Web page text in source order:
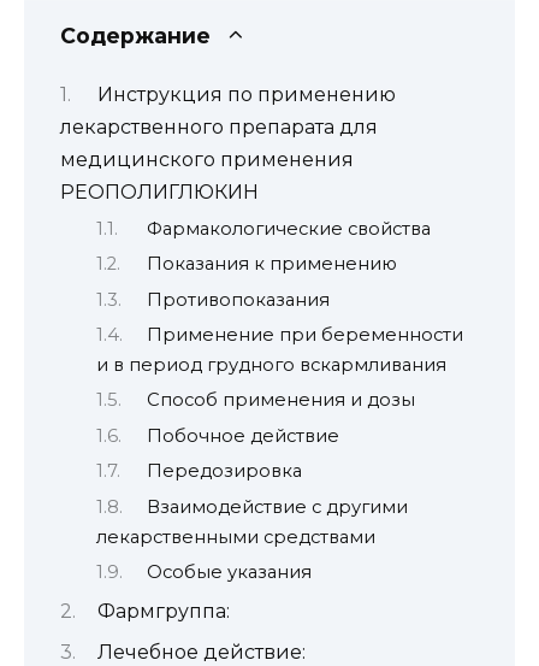
Содержание
Инструкция по применению
лекарственного препарата для
медицинского применения
РЕОПОЛИГЛЮКИН
Фармакологические свойства
Показания к применению
Противопоказания
Применение при беременности
и в период грудного вскармливания
Способ применения и дозы
Побочное действие
Передозировка
Взаимодействие с другими
лекарственными средствами
Особые указания
Фармгруппа:
Лечебное действие: